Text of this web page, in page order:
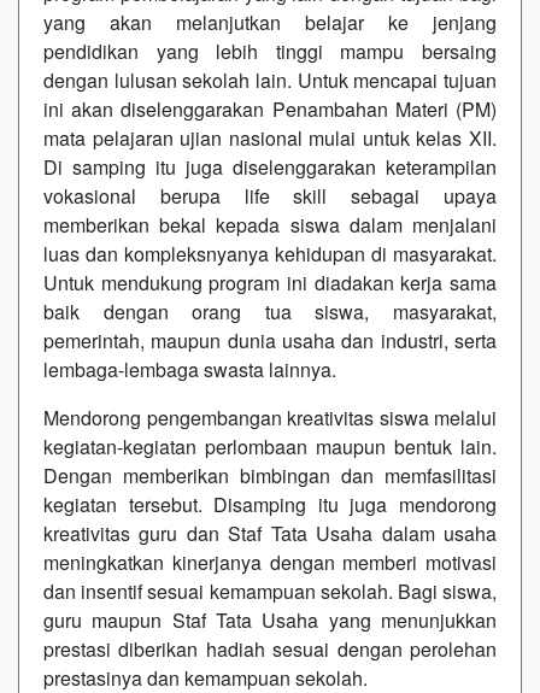
yang akan melanjutkan belajar ke jenjang
pendidikan yang lebih tinggi mampu bersaing
dengan lulusan sekolah lain. Untuk mencapai tujuan
ini akan diselenggarakan Penambahan Materi (PM)
mata pelajaran ujian nasional mulai untuk kelas XII.
Di samping itu juga diselenggarakan keterampilan
vokasional berupa life skill sebagai upaya
memberikan bekal kepada siswa dalam menjalani
luas dan kompleksnyanya kehidupan di masyarakat.
Untuk mendukung program ini diadakan kerja sama
baik dengan orang tua siswa, masyarakat,
pemerintah, maupun dunia usaha dan industri, serta
lembaga-lembaga swasta lainnya.
Mendorong pengembangan kreativitas siswa melalui
kegiatan-kegiatan perlombaan maupun bentuk lain.
Dengan memberikan bimbingan dan memfasilitasi
kegiatan tersebut. Disamping itu juga mendorong
kreativitas guru dan Staf Tata Usaha dalam usaha
meningkatkan kinerjanya dengan memberi motivasi
dan insentif sesuai kemampuan sekolah. Bagi siswa,
guru maupun Staf Tata Usaha yang menunjukkan
prestasi diberikan hadiah sesuai dengan perolehan
prestasinya dan kemampuan sekolah.